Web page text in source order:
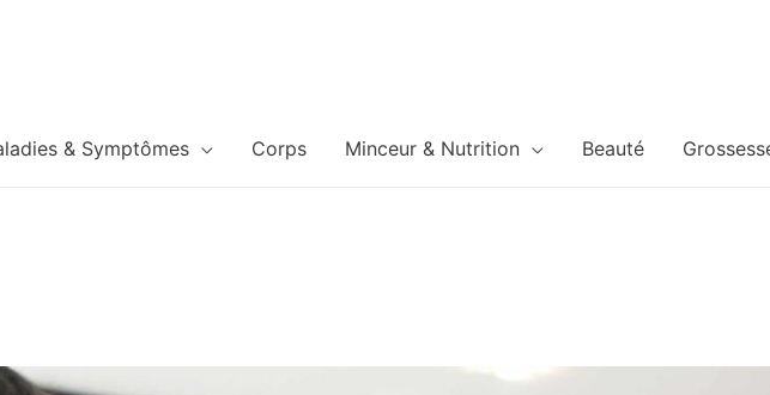
& Symptômes Corps Minceur & Nutrition Beauté